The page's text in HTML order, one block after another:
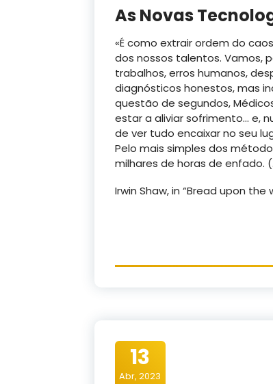
As Novas
«É como extrair ordem do
dos nossos talentos. Vamos,
trabalhos, erros humanos,
diagnósticos honestos, mas
questão de segundos,
estar a aliviar sofrimento… e,
de ver tudo encaixar no seu
Pelo mais simples dos
milhares de horas de enfado.
Irwin Shaw, in “Bread upon the
13
Abr, 2023